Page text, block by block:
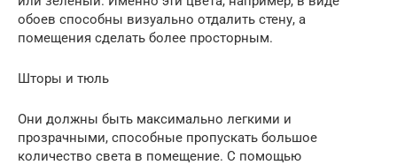
обоев способны визуально отдалить стену, а
помещения сделать более просторным.
Шторы и тюль
Они должны быть максимально легкими и
прозрачными, способные пропускать большое
количество света в помещение. С помощью